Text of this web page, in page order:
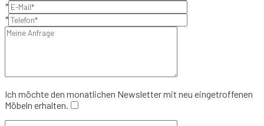
*
*
Ich möchte den monatlichen Newsletter mit neu eingetroffenen
Möbeln erhalten.